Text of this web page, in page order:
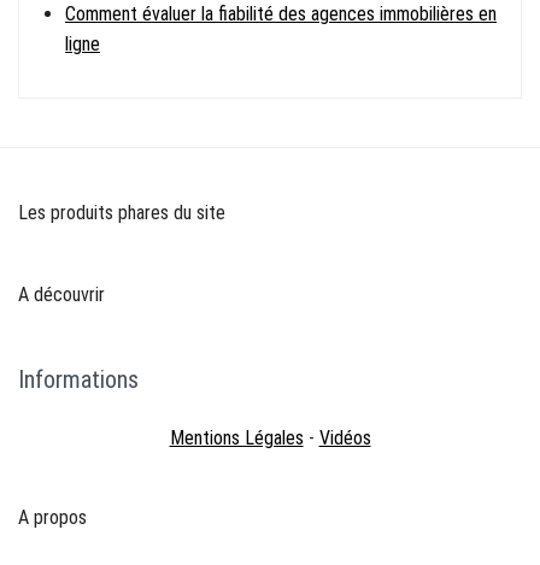
Comment évaluer la fiabilité des agences immobilières en
ligne
Les produits phares du site
A découvrir
Informations
Mentions Légales - Vidéos
A propos